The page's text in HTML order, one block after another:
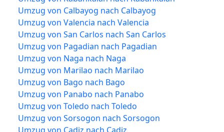
Umzug von Calbayog nach Calbayog
Umzug von Valencia nach Valencia
Umzug von San Carlos nach San Carlos
Umzug von Pagadian nach Pagadian
Umzug von Naga nach Naga
Umzug von Marilao nach Marilao
Umzug von Bago nach Bago
Umzug von Panabo nach Panabo
Umzug von Toledo nach Toledo
Umzug von Sorsogon nach Sorsogon